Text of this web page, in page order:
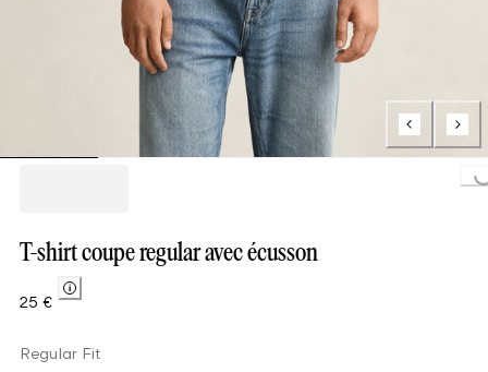
Loading...
T-shirt coupe regular avec écusson
25 €
Regular Fit